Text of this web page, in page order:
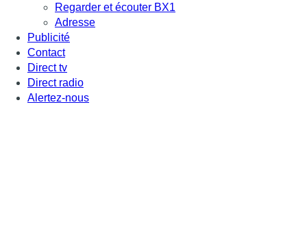
Regarder et écouter BX1
Adresse
Publicité
Contact
Direct tv
Direct radio
Alertez-nous